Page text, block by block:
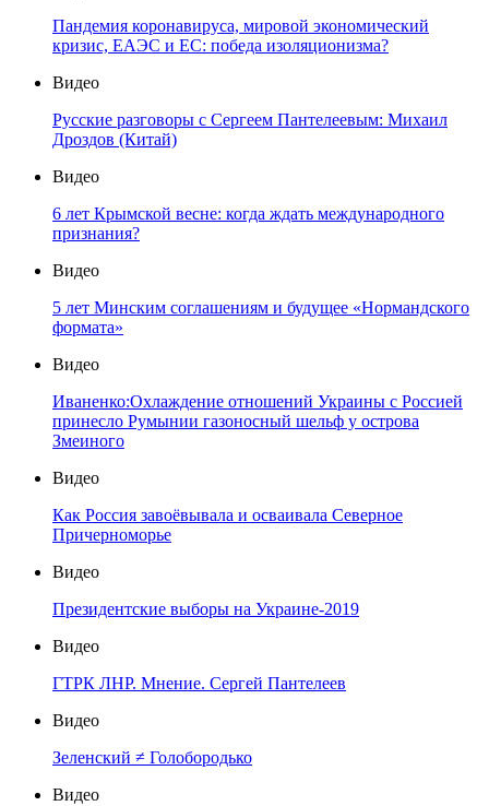
Пандемия коронавируса, мировой экономический
кризис, ЕАЭС и ЕС: победа изоляционизма?
Видео
Русские разговоры с Сергеем Пантелеевым: Михаил
Дроздов (Китай)
Видео
6 лет Крымской весне: когда ждать международного
признания?
Видео
5 лет Минским соглашениям и будущее «Нормандского
формата»
Видео
Иваненко:Охлаждение отношений Украины с Россией
принесло Румынии газоносный шельф у острова
Змеиного
Видео
Как Россия завоёвывала и осваивала Северное
Причерноморье
Видео
Президентские выборы на Украине-2019
Видео
ГТРК ЛНР. Мнение. Сергей Пантелеев
Видео
Зеленский ≠ Голобородько
Видео